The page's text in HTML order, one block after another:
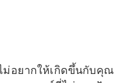
ม่อยากให้เกิดขึ้นกับคุณ